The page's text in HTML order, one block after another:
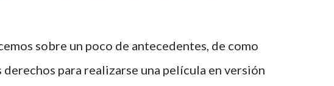
sobre un poco de antecedentes, de como
para realizarse una película en versión